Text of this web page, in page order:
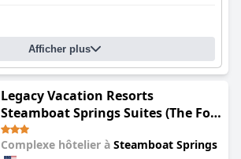
Afficher plus
Legacy Vacation Resorts
Steamboat Springs Suites (The Fold
Hotels Steamboat Springs)
Complexe hôtelier à Steamboat Springs